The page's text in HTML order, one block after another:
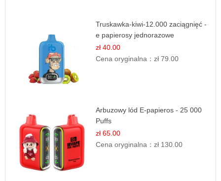
Truskawka-kiwi-12.000 zaciągnięć -
e papierosy jednorazowe
zł 40.00
Cena oryginalna：zł 79.00
Arbuzowy lód E-papieros - 25 000
Puffs
zł 65.00
Cena oryginalna：zł 130.00